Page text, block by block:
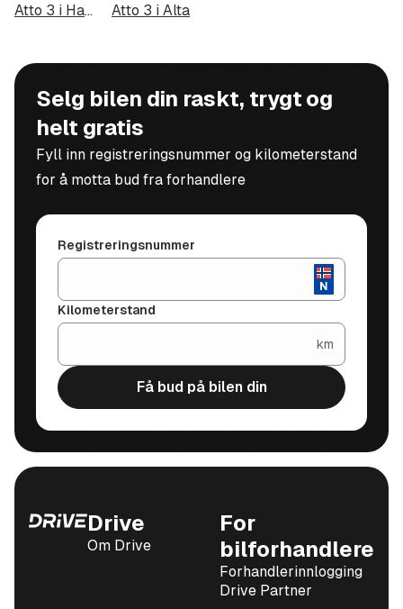
Atto 3 i Haugesund
Atto 3 i Alta
Selg bilen din raskt, trygt og
helt gratis
Fyll inn registreringsnummer og kilometerstand
for å motta bud fra forhandlere
Registreringsnummer
Kilometerstand
km
Få bud på bilen din
Drive
Om Drive
For
bilforhandlere
Forhandlerinnlogging
Drive Partner